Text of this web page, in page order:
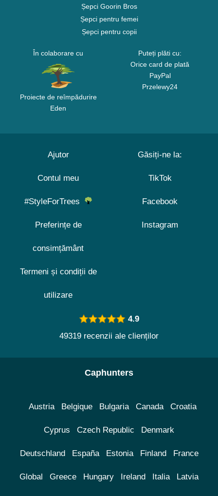
Șepci Goorin Bros
Șepci pentru femei
Șepci pentru copii
În colaborare cu
Proiecte de reîmpădurire
Eden
Puteți plăti cu:
Orice card de plată
PayPal
Przelewy24
Ajutor
Contul meu
#StyleForTrees
Preferințe de
consimțământ
Termeni și condiții de
utilizare
Găsiți-ne la:
TikTok
Facebook
Instagram
4.9
49319 recenzii ale clienților
Caphunters
Austria Belgique Bulgaria Canada Croatia
Cyprus Czech Republic Denmark
Deutschland España Estonia Finland France
Global Greece Hungary Ireland Italia Latvia